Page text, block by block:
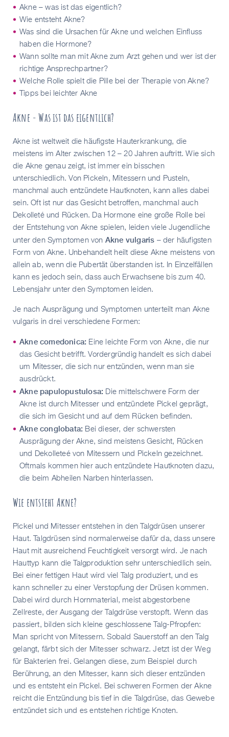
Akne – was ist das eigentlich?
Wie entsteht Akne?
Was sind die Ursachen für Akne und welchen Einfluss
haben die Hormone?
Wann sollte man mit Akne zum Arzt gehen und wer ist der
richtige Ansprechpartner?
Welche Rolle spielt die Pille bei der Therapie von Akne?
Tipps bei leichter Akne
Akne - Was ist das eigentlich?
Akne ist weltweit die häufigste Hauterkrankung, die
meistens im Alter zwischen 12 – 20 Jahren auftritt. Wie sich
die Akne genau zeigt, ist immer ein bisschen
unterschiedlich. Von Pickeln, Mitessern und Pusteln,
manchmal auch entzündete Hautknoten, kann alles dabei
sein. Oft ist nur das Gesicht betroffen, manchmal auch
Dekolleté und Rücken. Da Hormone eine große Rolle bei
der Entstehung von Akne spielen, leiden viele Jugendliche
unter den Symptomen von Akne vulgaris – der häufigsten
Form von Akne. Unbehandelt heilt diese Akne meistens von
allein ab, wenn die Pubertät überstanden ist. In Einzelfällen
kann es jedoch sein, dass auch Erwachsene bis zum 40.
Lebensjahr unter den Symptomen leiden.
Je nach Ausprägung und Symptomen unterteilt man Akne
vulgaris in drei verschiedene Formen:
Akne comedonica: Eine leichte Form von Akne, die nur
das Gesicht betrifft. Vordergründig handelt es sich dabei
um Mitesser, die sich nur entzünden, wenn man sie
ausdrückt.
Akne papulopustulosa: Die mittelschwere Form der
Akne ist durch Mitesser und entzündete Pickel geprägt,
die sich im Gesicht und auf dem Rücken befinden.
Akne conglobata: Bei dieser, der schwersten
Ausprägung der Akne, sind meistens Gesicht, Rücken
und Dekolleteé von Mitessern und Pickeln gezeichnet.
Oftmals kommen hier auch entzündete Hautknoten dazu,
die beim Abheilen Narben hinterlassen.
Wie entsteht Akne?
Pickel und Mitesser entstehen in den Talgdrüsen unserer
Haut. Talgdrüsen sind normalerweise dafür da, dass unsere
Haut mit ausreichend Feuchtigkeit versorgt wird. Je nach
Hauttyp kann die Talgproduktion sehr unterschiedlich sein.
Bei einer fettigen Haut wird viel Talg produziert, und es
kann schneller zu einer Verstopfung der Drüsen kommen.
Dabei wird durch Hornmaterial, meist abgestorbene
Zellreste, der Ausgang der Talgdrüse verstopft. Wenn das
passiert, bilden sich kleine geschlossene Talg-Pfropfen:
Man spricht von Mitessern. Sobald Sauerstoff an den Talg
gelangt, färbt sich der Mitesser schwarz. Jetzt ist der Weg
für Bakterien frei. Gelangen diese, zum Beispiel durch
Berührung, an den Mitesser, kann sich dieser entzünden
und es entsteht ein Pickel. Bei schweren Formen der Akne
reicht die Entzündung bis tief in die Talgdrüse, das Gewebe
entzündet sich und es entstehen richtige Knoten.